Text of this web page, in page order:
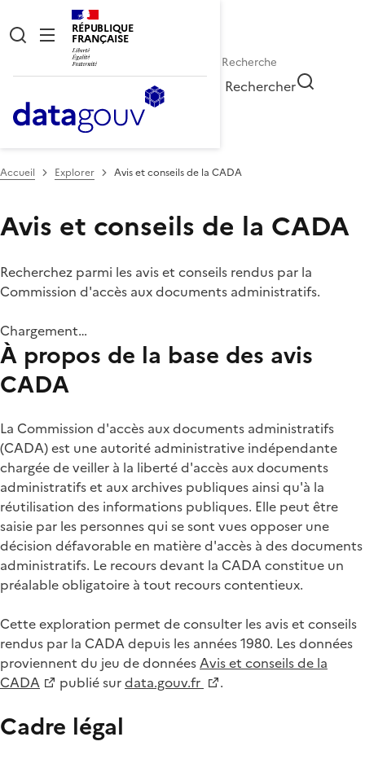
RÉPUBLIQUE
FRANÇAISE
Rechercher
Accueil Explorer Avis et conseils de la CADA
Avis et conseils de la CADA
Recherchez parmi les avis et conseils rendus par la
Commission d'accès aux documents administratifs.
Chargement…
À propos de la base des avis
CADA
La Commission d'accès aux documents administratifs
(CADA) est une autorité administrative indépendante
chargée de veiller à la liberté d'accès aux documents
administratifs et aux archives publiques ainsi qu'à la
réutilisation des informations publiques. Elle peut être
saisie par les personnes qui se sont vues opposer une
décision défavorable en matière d'accès à des documents
administratifs. Le recours devant la CADA constitue un
préalable obligatoire à tout recours contentieux.
Cette exploration permet de consulter les avis et conseils
rendus par la CADA depuis les années 1980. Les données
proviennent du jeu de donnéesAvis et conseils de la
CADA
publié surdata.gouv.fr .
Cadre légal